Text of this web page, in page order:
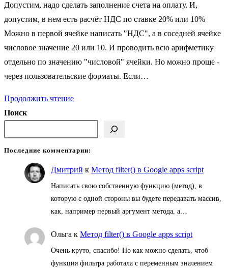
записи:
Допустим, надо сделать заполнение счета на оплату. И,
допустим, в нем есть расчёт НДС по ставке 20% или 10%
Можно в первой ячейке написать "НДС", а в соседней ячейке
числовое значение 20 или 10. И проводить всю арифметику
отдельно по значению "числовой" ячейки. Но можно проще -
через пользовательские форматы. Если…
Продолжить чтениеТрюк
пользовательским
форматом
Поиск
Последние комментарии:
Дмитрий к Метод filter() в Google apps script
Написать свою собственную функцию (метод), в
которую с одной стороны вы будете передавать массив,
как, например первый аргумент метода, а…
Ольга к Метод filter() в Google apps script
Очень круто, спасибо! Но как можно сделать, чтоб
функция фильтра работала с переменным значением